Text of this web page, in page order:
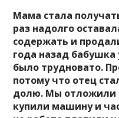
Мама стала
раз надолго
содержать и
года назад
было трудновато.
потому что отец
долю. Мы отложили
купили машину и